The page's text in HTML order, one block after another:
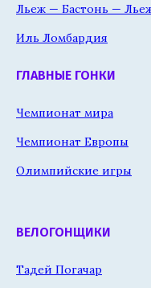
Льеж — Бастонь —
Иль Ломбардия
ГЛАВНЫЕ ГОНКИ
Чемпионат мира
Чемпионат Европы
Олимпийские игры
ВЕЛОГОНЩИКИ
Тадей Погачар